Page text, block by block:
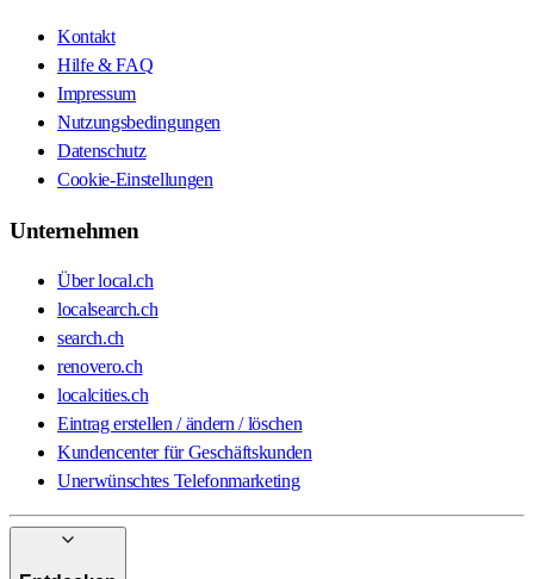
Kontakt
Hilfe & FAQ
Impressum
Nutzungsbedingungen
Datenschutz
Cookie-Einstellungen
Unternehmen
Über local.ch
localsearch.ch
search.ch
renovero.ch
localcities.ch
Eintrag erstellen / ändern / löschen
Kundencenter für Geschäftskunden
Unerwünschtes Telefonmarketing